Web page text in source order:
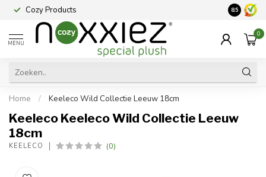
Cozy Products Vraag
8.5
MENU
0
Home / Keeleco Wild Collectie Leeuw 18cm
Keeleco Keeleco Wild Collectie Leeuw
18cm
KEELECO (0)